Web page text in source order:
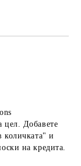
цел. Добавете
количката" и
на кредита.